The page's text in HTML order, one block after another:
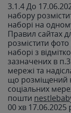
3.1.4 До
набору
наборі на
Правил сайтах
розмістити
наборі з
зазначених в
мережі та
що розміщений
соціальних
пошти
00 хв 17.06.2025